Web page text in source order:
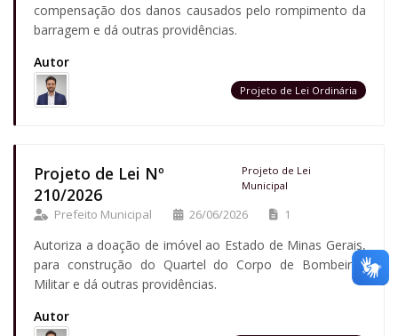
compensação dos danos causados pelo rompimento da
barragem e dá outras providências.
Autor
Projeto de Lei Ordinária
Projeto de Lei Nº
210/2026
Projeto de Lei
Municipal
Prefeito Municipal 26/06/2026 1
Autoriza a doação de imóvel ao Estado de Minas Gerais,
para construção do Quartel do Corpo de Bombeiros
Militar e dá outras providências.
Autor